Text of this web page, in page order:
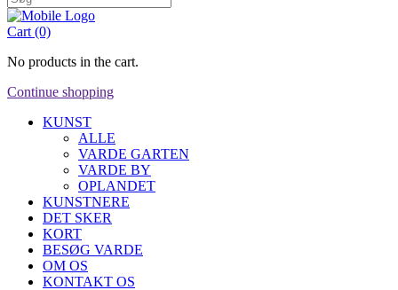
Cart (0)
No products in the cart.
Continue shopping
KUNST
ALLE
VARDE GARTEN
VARDE BY
OPLANDET
KUNSTNERE
DET SKER
KORT
BESØG VARDE
OM OS
KONTAKT OS